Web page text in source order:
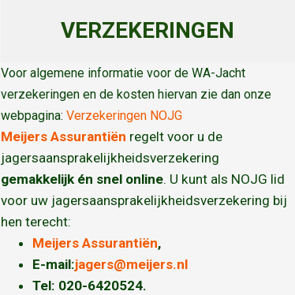
VERZEKERINGEN
Voor algemene informatie voor de WA-Jacht
verzekeringen en de kosten hiervan zie dan onze
webpagina: Verzekeringen NOJG
Meijers Assurantiën regelt voor u de
jagersaansprakelijkheidsverzekering
gemakkelijk én snel online. U kunt als NOJG lid
voor uw jagersaansprakelijkheidsverzekering bij
hen terecht:
Meijers Assurantiën,
E-mail:jagers@meijers.nl
Tel: 020-6420524.